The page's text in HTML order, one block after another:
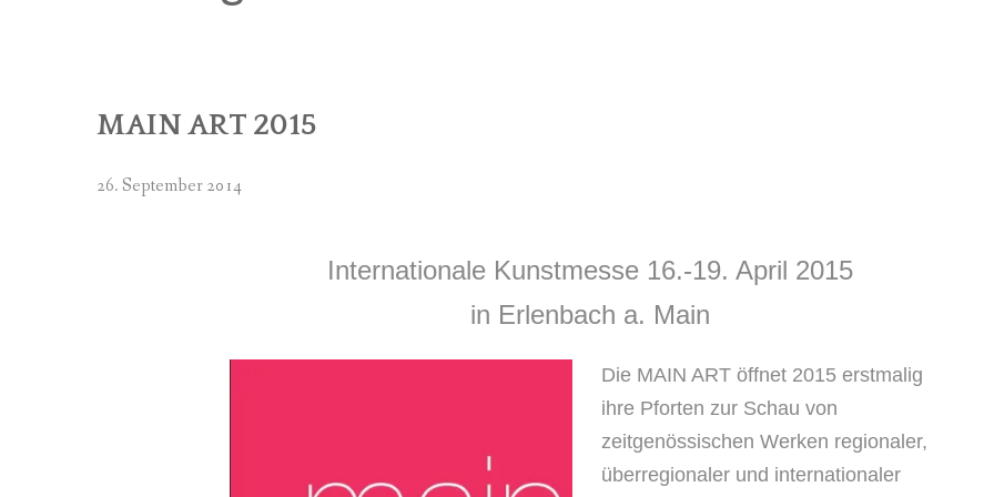
PROGRAMM 2017
PROGRAMM 2016
MAIN ART 2015
26. September 2014
Internationale Kunstmesse 16.-19. April 2015
in Erlenbach a. Main
Die MAIN ART öffnet 2015 erstmalig
ihre Pforten zur Schau von
zeitgenössischen Werken regionaler,
überregionaler und internationaler